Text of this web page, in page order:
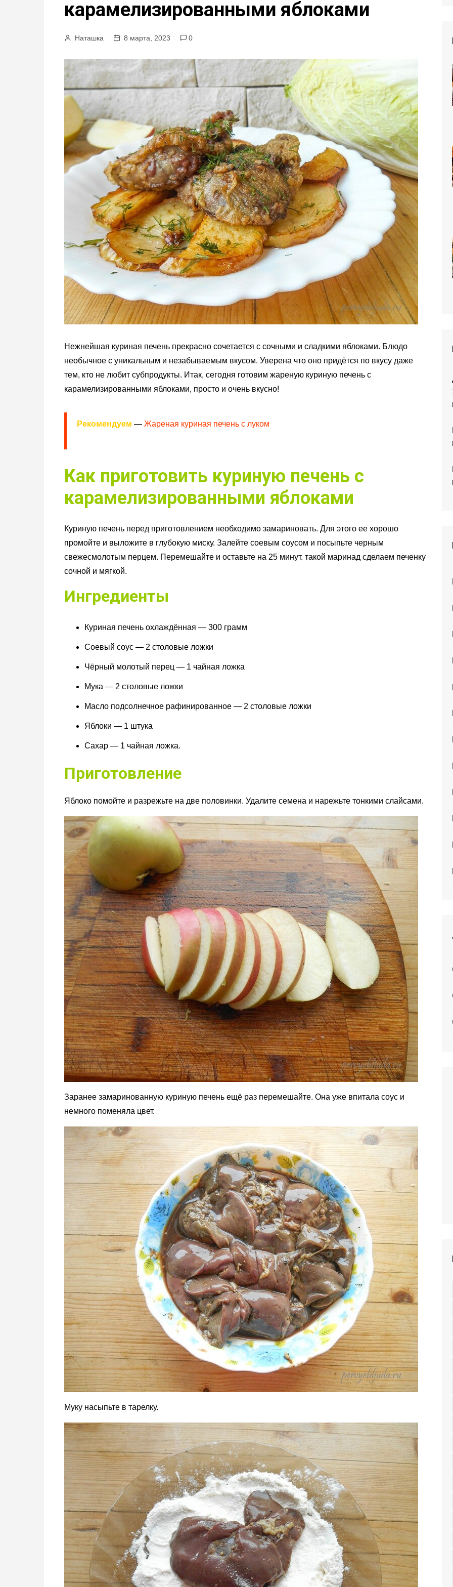
карамелизированными яблоками
Наташка 8 марта, 2023 0
Нежнейшая куриная печень прекрасно сочетается с сочными и сладкими яблоками. Блюдо
необычное с уникальным и незабываемым вкусом. Уверена что оно придётся по вкусу даже
тем, кто не любит субпродукты. Итак, сегодня готовим жареную куриную печень с
карамелизированными яблоками, просто и очень вкусно!
Рекомендуем — Жареная куриная печень с луком
Как приготовить куриную печень с
карамелизированными яблоками
Куриную печень перед приготовлением необходимо замариновать. Для этого ее хорошо
промойте и выложите в глубокую миску. Залейте соевым соусом и посыпьте черным
свежесмолотым перцем. Перемешайте и оставьте на 25 минут. такой маринад сделаем печенку
сочной и мягкой.
Ингредиенты
Куриная печень охлаждённая — 300 грамм
Соевый соус — 2 столовые ложки
Чёрный молотый перец — 1 чайная ложка
Мука — 2 столовые ложки
Масло подсолнечное рафинированное — 2 столовые ложки
Яблоки — 1 штука
Сахар — 1 чайная ложка.
Приготовление
Яблоко помойте и разрежьте на две половинки. Удалите семена и нарежьте тонкими слайсами.
Заранее замаринованную куриную печень ещё раз перемешайте. Она уже впитала соус и
немного поменяла цвет.
Муку насыпьте в тарелку.